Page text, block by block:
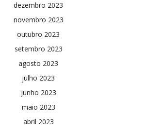
dezembro 2023
novembro 2023
outubro 2023
setembro 2023
agosto 2023
julho 2023
junho 2023
maio 2023
abril 2023